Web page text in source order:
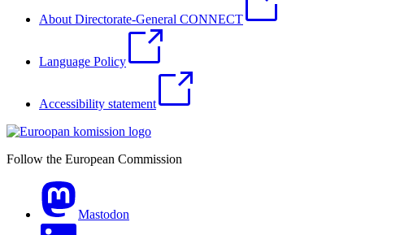
About Directorate-General CONNECT
Language Policy
Accessibility statement
Follow the European Commission
Mastodon